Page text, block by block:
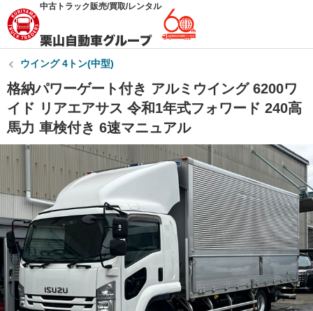
中古トラック販売/買取/レンタル
ウイング 4トン(中型)
格納パワーゲート付き アルミウイング 6200ワ
イド リアエアサス 令和1年式フォワード 240高
馬力 車検付き 6速マニュアル